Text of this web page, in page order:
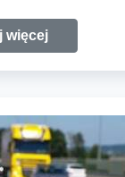
więcej